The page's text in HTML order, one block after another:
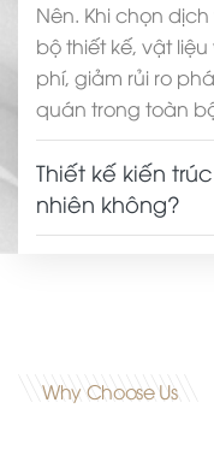
Nên. Khi chọn
bộ thiết kế, vật
phí, giảm rủi ro
quán trong toàn
Thiết kế kiến
nhiên không?
Why Choose Us